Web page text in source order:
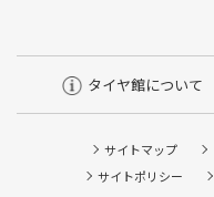
タイヤ館について
サイトマップ
サイトポリシー